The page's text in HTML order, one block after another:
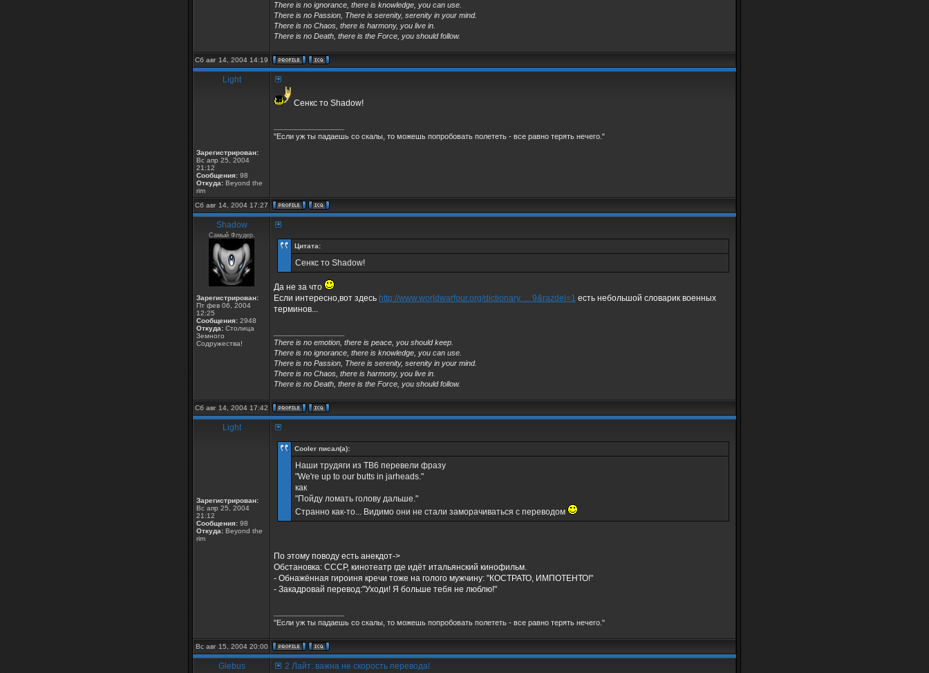
There is no ignorance, there is knowledge, you can use.
There is no Passion, There is serenity, serenity in your mind.
There is no Chaos, there is harmony, you live in.
There is no Death, there is the Force, you should follow.
Сб авг 14, 2004 14:19
Light
Зарегистрирован:
Вс апр 25, 2004
21:12
Сообщения: 98
Откуда: Beyond the
rim
Сенкс то Shadow!
"Если уж ты падаешь со скалы, то можешь попробовать полететь - все равно терять нечего."
Сб авг 14, 2004 17:27
Shadow
Самый Флудер.
Зарегистрирован:
Пт фев 06, 2004
12:25
Сообщения: 2948
Откуда: Столица
Земного
Содружества!
Цитата:
Сенкс то Shadow!
Да не за что
Если интересно,вот здесь http://www.worldwarfour.org/dictionary. ... 9&razdel=1 есть небольшой словарик военных
терминов...
There is no emotion, there is peace, you should keep.
There is no ignorance, there is knowledge, you can use.
There is no Passion, There is serenity, serenity in your mind.
There is no Chaos, there is harmony, you live in.
There is no Death, there is the Force, you should follow.
Сб авг 14, 2004 17:42
Light
Зарегистрирован:
Вс апр 25, 2004
21:12
Сообщения: 98
Откуда: Beyond the
rim
Cooler писал(а):
Наши трудяги из ТВ6 перевели фразу
"We're up to our butts in jarheads."
как
"Пойду ломать голову дальше."
Странно как-то... Видимо они не стали заморачиваться с переводом
По этому поводу есть анекдот->
Обстановка: СССР, кинотеатр где идёт итальянский кинофильм.
- Обнажённая гироиня кречи тоже на голого мужчину: "КОСТРАТО, ИМПОТЕНТО!"
- Закадровай перевод:"Уходи! Я больше тебя не люблю!"
"Если уж ты падаешь со скалы, то можешь попробовать полететь - все равно терять нечего."
Вс авг 15, 2004 20:00
Glebus
2 Лайт: важна не скорость перевода!